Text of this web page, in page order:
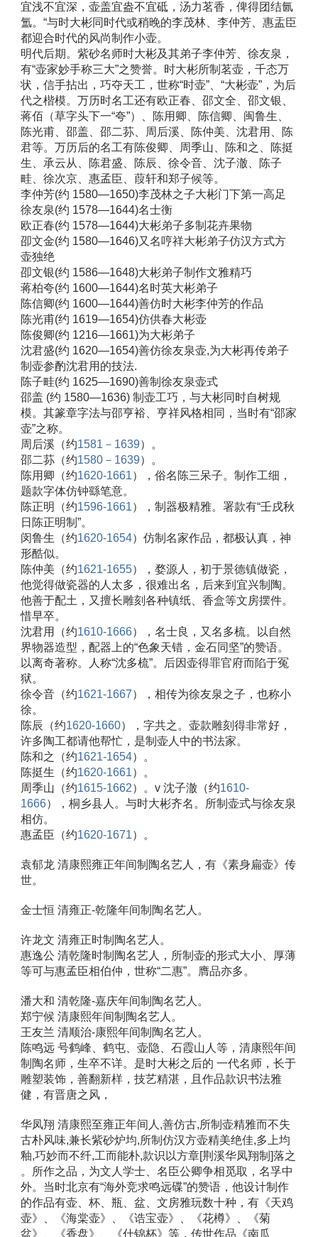
宜浅不宜深，壶盖宜盎不宜砥，汤力茗香，俾得团结氤
氲。“与时大彬同时代或稍晚的李茂林、李仲芳、惠盂臣
都迎合时代的风尚制作小壶。
明代后期。紫砂名师时大彬及其弟子李仲芳、徐友泉，
有“壶家妙手称三大”之赞誉。时大彬所制茗壶，千态万
状，信手拈出，巧夺天工，世称“时壶”、“大彬壶”，为后
代之楷模。万历时名工还有欧正春、邵文全、邵文银、
蒋佰（草字头下一“夸”）、陈用卿、陈信卿、闽鲁生、
陈光甫、邵盖、邵二荪、周后溪、陈仲美、沈君用、陈
君等。万历后的名工有陈俊卿、周季山、陈和之、陈挺
生、承云从、陈君盛、陈辰、徐令音、沈子澈、陈子
畦、徐次京、惠孟臣、葭轩和郑子候等。
李仲芳(约 1580—1650)李茂林之子大彬门下第一高足
徐友泉(约 1578—1644)名士衡
欧正春(约 1578—1644)大彬弟子多制花卉果物
卲文金(约 1580—1646)又名哼祥大彬弟子仿汉方式方
壶独绝
卲文银(约 1586—1648)大彬弟子制作文雅精巧
蒋柏夸(约 1600—1644)名时英大彬弟子
陈信卿(约 1600—1644)善仿时大彬李仲芳的作品
陈光甫(约 1619—1654)仿供春大彬壶
陈俊卿(约 1216—1661)为大彬弟子
沈君盛(约 1620—1654)善仿徐友泉壶,为大彬再传弟子
制壶参酌沈君用的技法.
陈子畦(约 1625—1690)善制徐友泉壶式
邵盖 (约 1580—1636) 制壶工巧，与大彬同时自树规
模。其篆章字法与邵亨裕、亨祥风格相同，当时有“邵家
壶”之称。
周后溪（约1581－1639）。
邵二荪（约1580－1639）。
陈用卿（约1620-1661），俗名陈三呆子。制作工细，
题款字体仿钟繇笔意。
陈正明（约1596-1661），制器极精雅。署款有“壬戌秋
日陈正明制”。
闵鲁生（约1620-1654）仿制名家作品，都极认真，神
形酷似。
陈仲美（约1621-1655），婺源人，初于景德镇做瓷，
他觉得做瓷器的人太多，很难出名，后来到宜兴制陶。
他善于配土，又擅长雕刻各种镇纸、香盒等文房摆件。
惜早卒。
沈君用（约1610-1666），名士良，又名多梳。以自然
界物器造型，配器上的“色象天错，金石同坚”的赞语。
以离奇著称。人称“沈多梳”。后因壶得罪官府而陷于冤
狱。
徐令音（约1621-1667），相传为徐友泉之子，也称小
徐。
陈辰（约1620-1660），字共之。壶款雕刻得非常好，
许多陶工都请他帮忙，是制壶人中的书法家。
陈和之（约1621-1654）。
陈挺生（约1620-1661）。
周季山（约1615-1662）。v 沈子澈（约1610-
1666），桐乡县人。与时大彬齐名。所制壶式与徐友泉
相仿。
惠孟臣（约1620-1671）。
袁郁龙 清康熙雍正年间制陶名艺人，有《素身扁壶》传
世。
金士恒 清雍正-乾隆年间制陶名艺人。
许龙文 清雍正时制陶名艺人。
惠逸公 清乾隆时制陶名艺人，所制壶的形式大小、厚薄
等可与惠孟臣相伯仲，世称“二惠”。膺品亦多。
潘大和 清乾隆-嘉庆年间制陶名艺人。
郑宁候 清康熙年间制陶名艺人。
王友兰 清顺治-康熙年间制陶名艺人。
陈鸣远 号鹤峰、鹤屯、壶隐、石霞山人等，清康熙年间
制陶名师，生卒不详。是时大彬之后的 一代名师，长于
雕塑装饰，善翻新样，技艺精湛，且作品款识书法雅
健，有晋唐之风，
华凤翔 清康熙至雍正年间人,善仿古,所制壶精雅而不失
古朴风味,兼长紫砂炉均,所制仿汉方壶精美绝佳,多上均
釉,巧妙而不纤,工而能朴,款识以方章[荆溪华凤翔制]落之
。所作之品，为文人学士、名臣公卿争相觅取，名孚中
外。当时北京有“海外竞求鸣远碟”的赞语，他设计制作
的作品有壶、杯、瓶、盆、文房雅玩数十种，有《天鸡
壶》、《海棠壶》、《诰宝壶》、《花樽》、《菊
盆》、《香盘》、《什锦杯》等，传世作品《南瓜